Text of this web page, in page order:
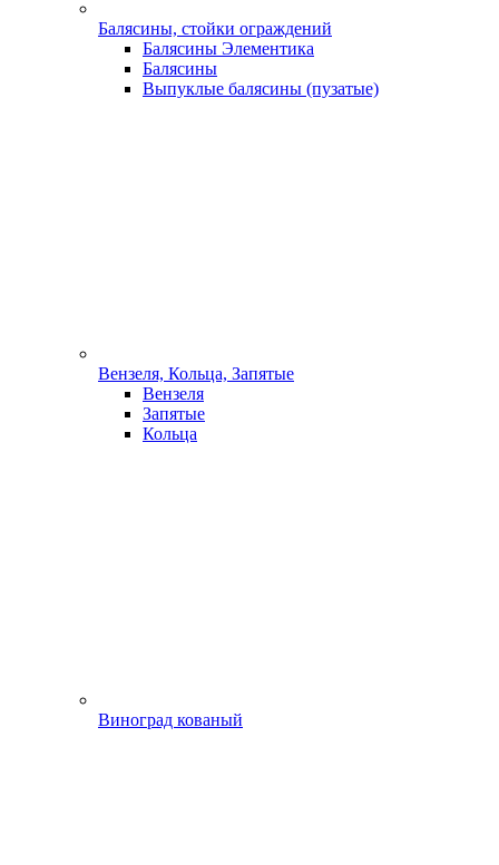
Балясины, стойки ограждений
Балясины Элементика
Балясины
Выпуклые балясины (пузатые)
Вензеля, Кольца, Запятые
Вензеля
Запятые
Кольца
Виноград кованый